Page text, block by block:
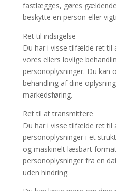
fastlægges, gøres
beskytte en person eller
Ret til indsigelse
Du har i visse tilfælde ret til
vores ellers lovlige
personoplysninger. Du kan
behandling af dine
markedsføring.
Ret til at transmittere
Du har i visse tilfælde ret til
personoplysninger i et
og maskinelt læsbart
personoplysninger fra en
uden hindring.